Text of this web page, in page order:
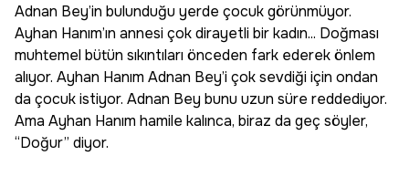
Adnan Bey’in bulunduğu yerde çocuk görünmüyor.
Ayhan Hanım’ın annesi çok dirayetli bir kadın... Doğması
muhtemel bütün sıkıntıları önceden fark ederek önlem
alıyor. Ayhan Hanım Adnan Bey’i çok sevdiği için ondan
da çocuk istiyor. Adnan Bey bunu uzun süre reddediyor.
Ama Ayhan Hanım hamile kalınca, biraz da geç söyler,
“Doğur” diyor.